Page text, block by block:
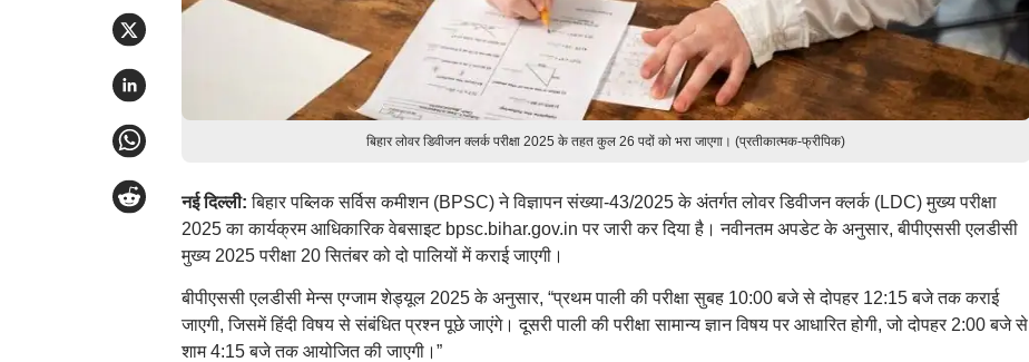
बिहार लोवर डिवीजन क्लर्क परीक्षा 2025 के तहत कुल 26 पदों को भरा जाएगा। (प्रतीकात्मक-फ्रीपिक)
नई दिल्ली:बिहार पब्लिक सर्विस कमीशन (BPSC) ने विज्ञापन संख्या-43/2025 के अंतर्गत लोवर डिवीजन क्लर्क (LDC) मुख्य परीक्षा
2025 का कार्यक्रम आधिकारिक वेबसाइट bpsc.bihar.gov.in पर जारी कर दिया है। नवीनतम अपडेट के अनुसार, बीपीएससी एलडीसी
मुख्य 2025 परीक्षा 20 सितंबर को दो पालियों में कराई जाएगी।
बीपीएससी एलडीसी मेन्स एग्जाम शेड्यूल 2025 के अनुसार, “प्रथम पाली की परीक्षा सुबह 10:00 बजे से दोपहर 12:15 बजे तक कराई
जाएगी, जिसमें हिंदी विषय से संबंधित प्रश्न पूछे जाएंगे। दूसरी पाली की परीक्षा सामान्य ज्ञान विषय पर आधारित होगी, जो दोपहर 2:00 बजे से
शाम 4:15 बजे तक आयोजित की जाएगी।”